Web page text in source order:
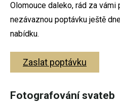
Fotografování párů
Rodinné
Firemní focení
Olomouce daleko, rád za vámi
nezávaznou poptávku ještě
nabídku.
Zaslat poptávku
Fotografování svateb